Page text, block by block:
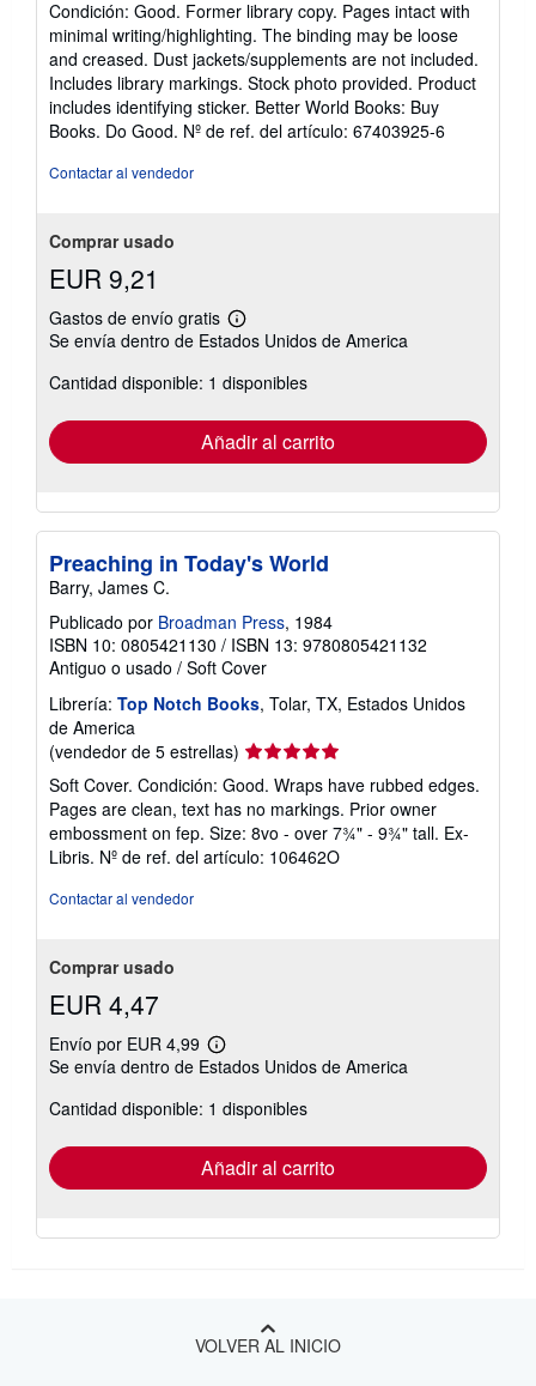
e
n
í
o
vendedor:
5
de
5
estrellas
Condición: Good. Former library copy. Pages intact with
minimal writing/highlighting. The binding may be loose
and creased. Dust jackets/supplements are not included.
Includes library markings. Stock photo provided. Product
includes identifying sticker. Better World Books: Buy
Books. Do Good. Nº de ref. del artículo: 67403925-6
Contactar al vendedor
Comprar usado
EUR 9,21
Gastos de envío gratis
Más
información
las
tarifas
envío
Se envía dentro de Estados Unidos de America
Cantidad disponible: 1 disponibles
Añadir al carrito
Preaching in Today's World
Barry, James C.
Publicado por Broadman Press, 1984
ISBN 10: 0805421130 / ISBN 13: 9780805421132
Antiguo o usado / Soft Cover
Librería: Top Notch Books, Tolar, TX, Estados Unidos
de America
(vendedor de 5 estrellas) Calificación
del
vendedor:
5
de
5
Soft Cover. Condición: Good. Wraps have rubbed edges.
Pages are clean, text has no markings. Prior owner
embossment on fep. Size: 8vo - over 7¾" - 9¾" tall. Ex-
Libris. Nº de ref. del artículo: 106462O
Contactar al vendedor
Comprar usado
EUR 4,47
Envío por EUR 4,99
Más
información
las
tarifas
envío
Se envía dentro de Estados Unidos de America
Cantidad disponible: 1 disponibles
Añadir al carrito
VOLVER AL INICIO